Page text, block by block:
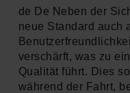
de De Neben der
neue Standard auch
verschärft, was zu
Qualität führt. Dies
während der Fahrt,